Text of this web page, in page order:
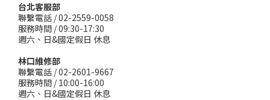
台北客服部
聯繫電話 / 02-2559-0058
服務時間 / 09:30-17:30
週六、日&國定假日 休息
林口維修部
聯繫電話 / 02-2601-9667
服務時間 / 10:00-16:00
週六、日&國定假日 休息